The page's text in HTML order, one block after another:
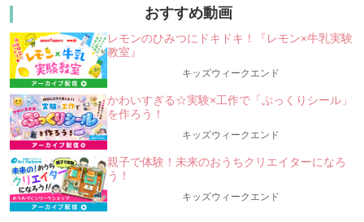
★第8回は「虫とり完全攻略！」★
＼親御さんも必見！虫とりの達人がハウツーを教えま
す！／
✨虫の楽園☆ムシムシランド（福島県田村市）から生出演
も✨
╰━━━━━━━━━━━━━━━━━━━━━━━━━━━━━━━━╯
みなさん、虫とり（昆虫採集）は好きですか？
今回は、身近な場所でもトライすることができる「昆虫採集の
テクニック」を、牧田さんが「昆虫博士ならではの目線」で伝
授します！昆虫ごとに、「どこを」「どのように」探せばいい
のか、また「どのように捕まえればいいのか」、攻略法を教え
てくれますよ！
おすすめ動画
レモンのひみつにドキドキ！『レモン×牛乳実験
教室』
キッズウィークエンド
かわいすぎる☆実験×工作で「ぷっくりシール」
を作ろう！
キッズウィークエンド
親子で体験！未来のおうちクリエイターになろ
う！
キッズウィークエンド